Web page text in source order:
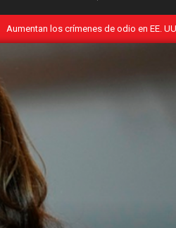
UU. y los judíos estadounidenses son